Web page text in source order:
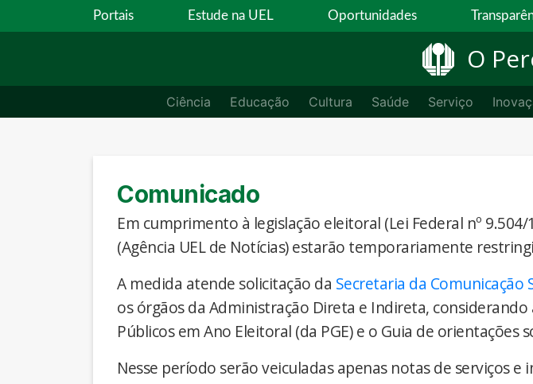
Portais Estude na UEL Oportunidades
O
Ciência Educação Cultura Saúde Serviço
Comunicado
Em cumprimento à legislação eleitoral (Lei Federal nº
(Agência UEL de Notícias) estarão temporariamente
A medida atende solicitação da Secretaria da Comunicação
os órgãos da Administração Direta e Indireta,
Públicos em Ano Eleitoral (da PGE) e o Guia de orientações
Nesse período serão veiculadas apenas notas de serviços